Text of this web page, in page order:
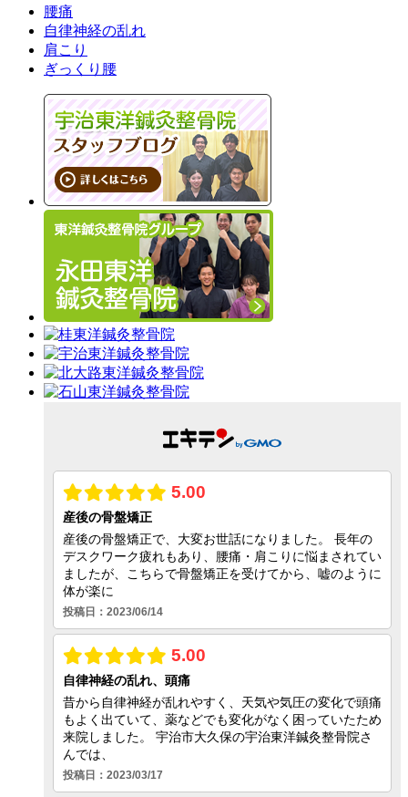
腰痛
自律神経の乱れ
肩こり
ぎっくり腰